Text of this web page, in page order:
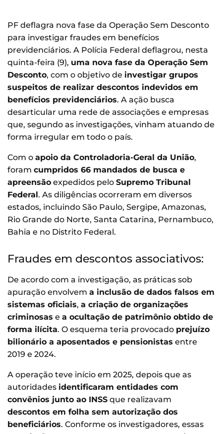
PF deflagra nova fase da Operação Sem Desconto
para investigar fraudes em benefícios
previdenciários. A Polícia Federal deflagrou, nesta
quinta-feira (9), uma nova fase da Operação Sem
Desconto, com o objetivo de investigar grupos
suspeitos de realizar descontos indevidos em
benefícios previdenciários. A ação busca
desarticular uma rede de associações e empresas
que, segundo as investigações, vinham atuando de
forma irregular em todo o país.
Com o apoio da Controladoria-Geral da União,
foram cumpridos 66 mandados de busca e
apreensão expedidos pelo Supremo Tribunal
Federal. As diligências ocorreram em diversos
estados, incluindo São Paulo, Sergipe, Amazonas,
Rio Grande do Norte, Santa Catarina, Pernambuco,
Bahia e no Distrito Federal.
Fraudes em descontos associativos:
De acordo com a investigação, as práticas sob
apuração envolvem a inclusão de dados falsos em
sistemas oficiais, a criação de organizações
criminosas e a ocultação de patrimônio obtido de
forma ilícita. O esquema teria provocado prejuízo
bilionário a aposentados e pensionistas entre
2019 e 2024.
A operação teve início em 2025, depois que as
autoridades identificaram entidades com
convênios junto ao INSS que realizavam
descontos em folha sem autorização dos
beneficiários. Conforme os investigadores, essas